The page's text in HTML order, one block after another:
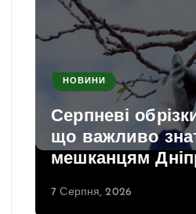
НОВИНИ
Серпневі
що важливо
мешканцям
7 Серпня, 2026